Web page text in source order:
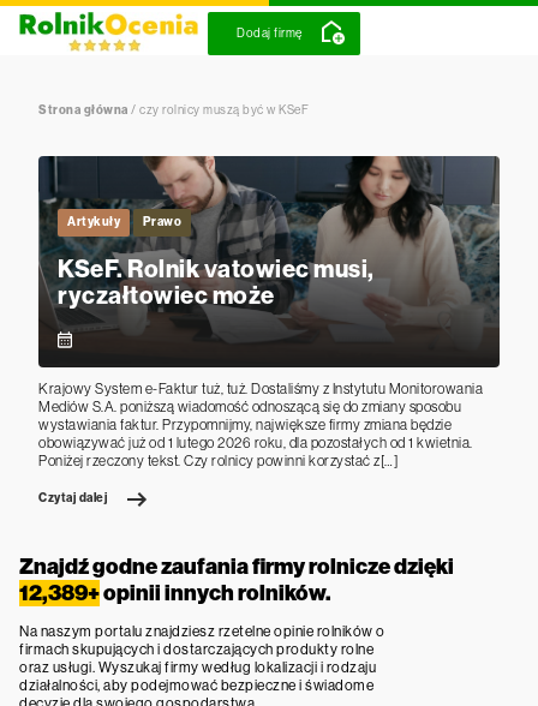
Dodaj firmę
Strona główna / czy rolnicy muszą być w KSeF
Artykuły Prawo
KSeF. Rolnik vatowiec musi,
ryczałtowiec może
Krajowy System e-Faktur tuż, tuż. Dostaliśmy z Instytutu Monitorowania
Mediów S.A. poniższą wiadomość odnoszącą się do zmiany sposobu
wystawiania faktur. Przypomnijmy, największe firmy zmiana będzie
obowiązywać już od 1 lutego 2026 roku, dla pozostałych od 1 kwietnia.
Poniżej rzeczony tekst. Czy rolnicy powinni korzystać z[…]
Czytaj dalej
Znajdź godne zaufania firmy rolnicze dzięki
12,389+opinii innych rolników.
Na naszym portalu znajdziesz rzetelne opinie rolników o
firmach skupujących i dostarczających produkty rolne
oraz usługi. Wyszukaj firmy według lokalizacji i rodzaju
działalności, aby podejmować bezpieczne i świadome